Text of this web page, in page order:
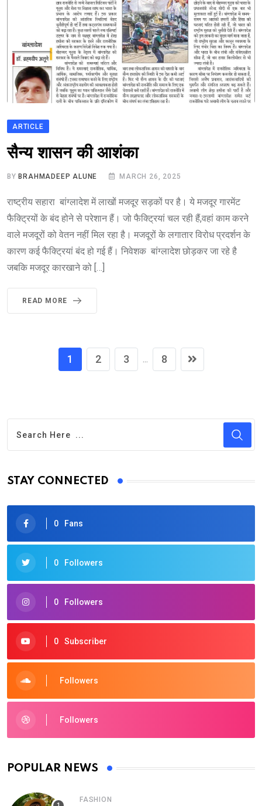
ARTICLE
सैन्य शासन की आशंका
BY BRAHMADEEP ALUNE MARCH 26, 2025
राष्ट्रीय सहारा बांग्लादेश में लाखों मजदूर सड़कों पर है। ये मजदूर गारमेंट
फैक्ट्रियों के बंद होने से परेशान हैं। जो फैक्ट्रियां चल रही हैं,वहां काम करने
वाले मजदूरों को वेतन नहीं मिल रहा है। मजदूरों के लगातार विरोध प्रदर्शन के
कारण कई फैक्ट्रियां बंद हो गई हैं। निवेशक बांग्लादेश छोड़कर जा रहे है
जबकि मजदूर कारखाने को […]
READ MORE
1 2 3 ... 8
STAY CONNECTED
0 Fans
0 Followers
0 Followers
0 Subscriber
Followers
Followers
POPULAR NEWS
FASHION